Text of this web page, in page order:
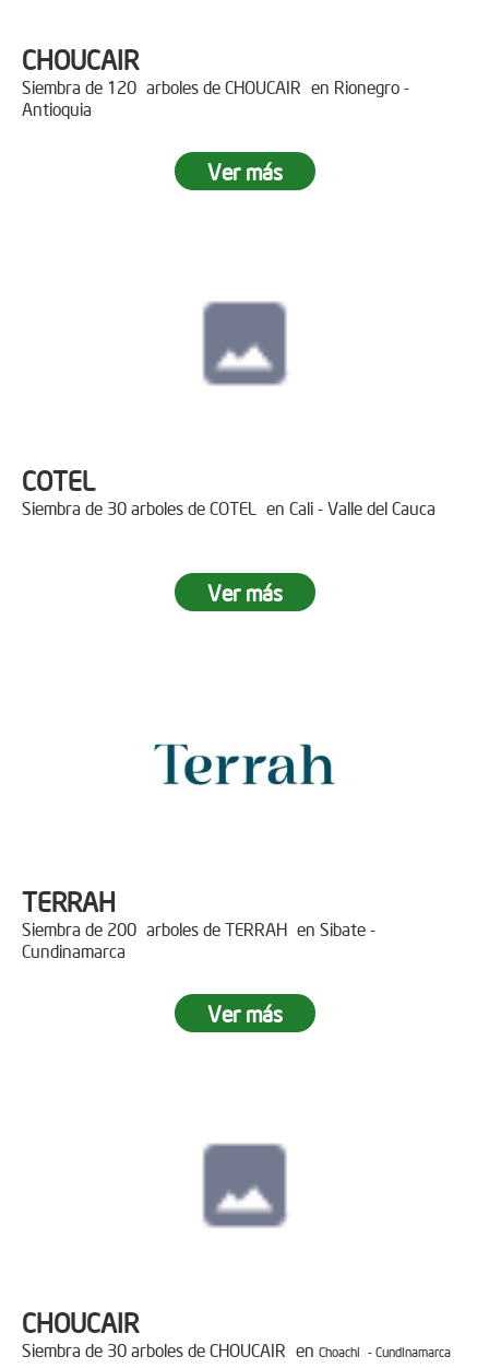
CHOUCAIR
Siembra de 120 arboles de CHOUCAIR en Rionegro -
Antioquia
Ver más
COTEL
Siembra de 30 arboles de COTEL en Cali - Valle del Cauca
Ver más
TERRAH
Siembra de 200 arboles de TERRAH en Sibate -
Cundinamarca
Ver más
CHOUCAIR
Siembra de 30 arboles de CHOUCAIR en Choachi - Cundinamarca